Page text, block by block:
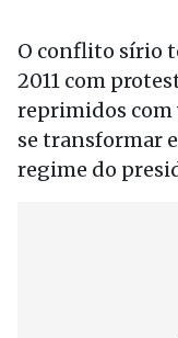
O conflito sírio
2011 com
reprimidos com
se transformar
regime do